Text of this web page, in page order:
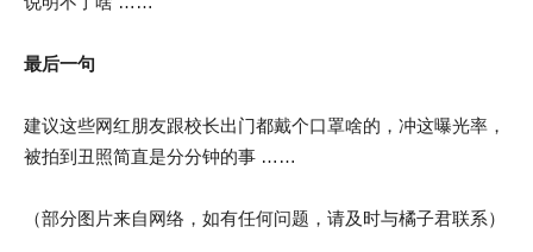
最后一句
建议这些网红朋友跟校长出门都戴个口罩啥的，冲这曝光率，
被拍到丑照简直是分分钟的事 ……
（部分图片来自网络，如有任何问题，请及时与橘子君联系）